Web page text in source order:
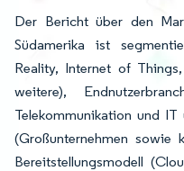
Der Bericht über den
Südamerika ist
Reality, Internet of
weitere),
Telekommunikation und IT
(Großunternehmen sowie
Bereitstellungsmodell